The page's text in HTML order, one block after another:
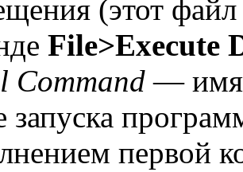
(этот
File>Execute
Command— имя
запуска
первой